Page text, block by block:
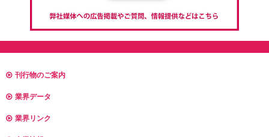
刊行物のご案内
業界データ
業界リンク